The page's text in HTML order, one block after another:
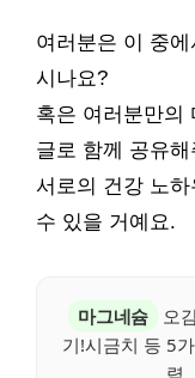
여러분은 이 중
시나요?
혹은 여러분만의
글로 함께 공유해
서로의 건강 노
수 있을 거예요.
마그네슘
오
기!시금치 등 5
력,